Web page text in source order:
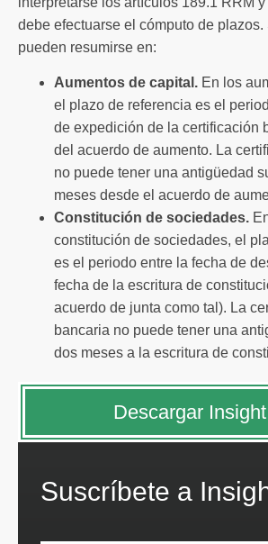
debe efectuarse el cómputo de
pueden resumirse en:
Aumentos de capital. En los
el plazo de referencia es el
de expedición de la certificación
del acuerdo de aumento. La
no puede tener una antigüedad
meses desde el acuerdo de
Constitución de sociedades.
constitución de sociedades, el
es el periodo entre la fecha de
fecha de la escritura de
acuerdo de junta como tal). La
bancaria no puede tener una
dos meses a la escritura de
Descargar Insight
Suscríbete a